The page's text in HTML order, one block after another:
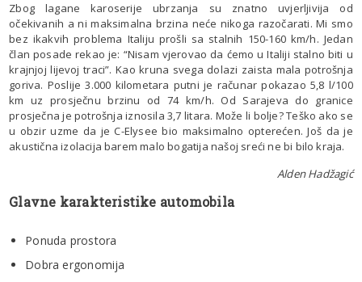
Zbog lagane karoserije ubrzanja su znatno uvjerljivija od
očekivanih a ni maksimalna brzina neće nikoga razočarati. Mi smo
bez ikakvih problema Italiju prošli sa stalnih 150-160 km/h. Jedan
član posade rekao je: “Nisam vjerovao da ćemo u Italiji stalno biti u
krajnjoj lijevoj traci”. Kao kruna svega dolazi zaista mala potrošnja
goriva. Poslije 3.000 kilometara putni je računar pokazao 5,8 l/100
km uz prosječnu brzinu od 74 km/h. Od Sarajeva do granice
prosječna je potrošnja iznosila 3,7 litara. Može li bolje? Teško ako se
u obzir uzme da je C-Elysee bio maksimalno opterećen. Još da je
akustična izolacija barem malo bogatija našoj sreći ne bi bilo kraja.
Alden Hadžagić
Glavne karakteristike automobila
Ponuda prostora
Dobra ergonomija